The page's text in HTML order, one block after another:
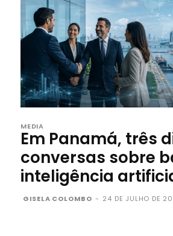
MEDIA
Em Panamá, três
conversas sobre
inteligência
GISELA COLOMBO - 24 DE JULHO DE